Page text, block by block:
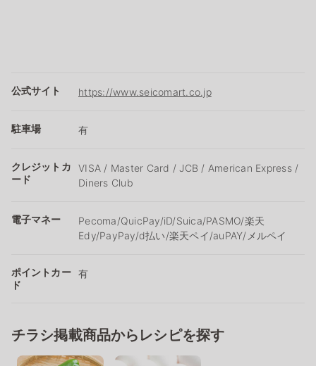
公式サイト https://www.seicomart.co.jp
駐車場 有
クレジットカ
ード
VISA / Master Card / JCB / American Express /
Diners Club
電子マネー
Pecoma/QuicPay/iD/Suica/PASMO/楽天
Edy/PayPay/d払い/楽天ペイ/auPAY/メルペイ
ポイントカー
ド
有
チラシ掲載商品からレシピを探す